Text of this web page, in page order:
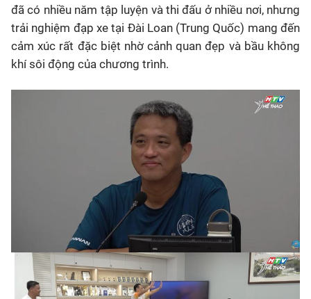
đã có nhiều năm tập luyện và thi đấu ở nhiều nơi, nhưng
trải nghiệm đạp xe tại Đài Loan (Trung Quốc) mang đến
cảm xúc rất đặc biệt nhờ cảnh quan đẹp và bầu không
khí sôi động của chương trình.